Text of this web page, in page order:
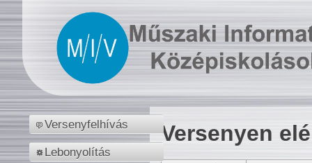
Versenyfelhívás
Lebonyolítás
Versenyen